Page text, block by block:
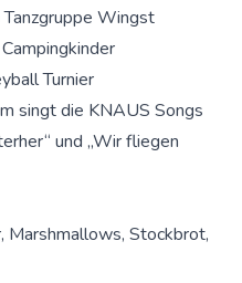
Wingst
Turnier
singt die KNAUS Songs
und „Wir fliegen
Stockbrot,